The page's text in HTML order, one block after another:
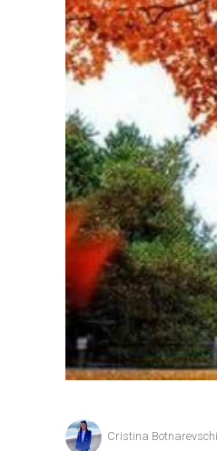
Cristina Botnarevschi